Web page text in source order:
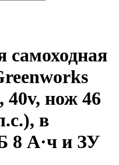
самоходная
40v, нож 46
в
8 А·ч и ЗУ